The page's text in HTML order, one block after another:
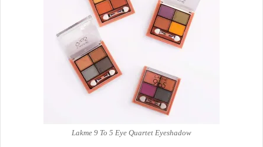
Lakme 9 To 5 Eye Quartet Eyeshadow